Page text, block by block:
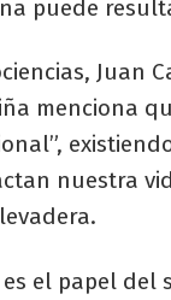
puede
Juan
menciona
nuestra
el papel del